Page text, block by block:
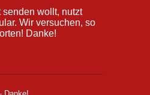
wollt, nutzt
Wir versuchen, so
Danke!